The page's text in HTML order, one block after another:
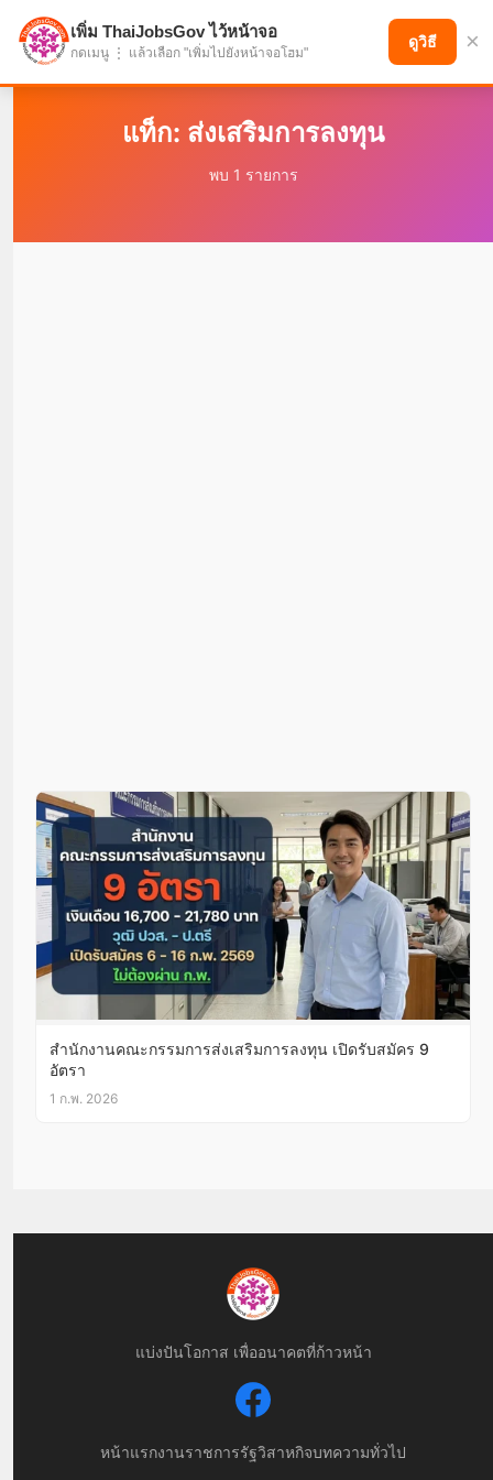
แบ่งปันโอกาส เพื่ออนาคตที่ก้าวหน้า
แท็ก: ส่งเสริมการลงทุน
พบ 1 รายการ
สำนักงานคณะกรรมการส่งเสริมการลงทุน เปิดรับสมัคร 9
อัตรา
1 ก.พ. 2026
แบ่งปันโอกาส เพื่ออนาคตที่ก้าวหน้า
หน้าแรกงานราชการรัฐวิสาหกิจบทความทั่วไป
เพิ่ม ThaiJobsGov ไว้หน้าจอ
กดเมนู ⋮ แล้วเลือก "เพิ่มไปยังหน้าจอโฮม"
ดูวิธี ×